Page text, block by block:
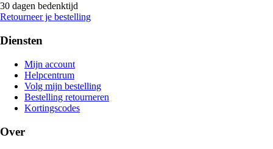
30 dagen bedenktijd
Retourneer je bestelling
Diensten
Mijn account
Helpcentrum
Volg mijn bestelling
Bestelling retourneren
Kortingscodes
Over